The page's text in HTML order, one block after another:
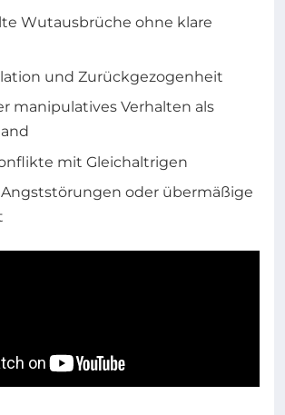
Wutausbrüche ohne klare
und Zurückgezogenheit
manipulatives Verhalten als
mit Gleichaltrigen
oder übermäßige